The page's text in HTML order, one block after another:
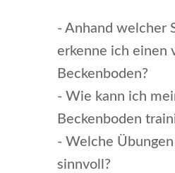
- Anhand welcher
erkenne ich einen
Beckenboden?
- Wie kann ich
Beckenboden
- Welche Übungen
sinnvoll?